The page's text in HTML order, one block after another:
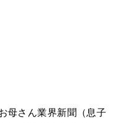
母さん業界新聞（息子